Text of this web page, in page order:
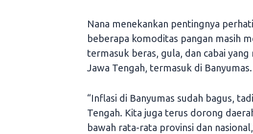
Nana menekankan pentingnya
beberapa komoditas pangan masih
termasuk beras, gula, dan cabai
Jawa Tengah, termasuk di Banyumas.
“Inflasi di Banyumas sudah bagus,
Tengah. Kita juga terus dorong
bawah rata-rata provinsi dan